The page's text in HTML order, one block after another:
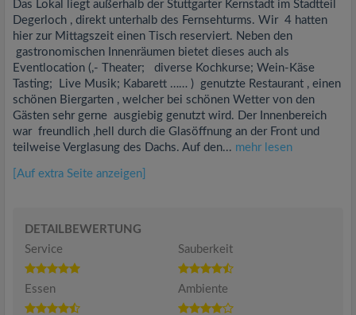
Das Lokal liegt außerhalb der Stuttgarter Kernstadt im Stadtteil
Degerloch , direkt unterhalb des Fernsehturms. Wir 4 hatten
hier zur Mittagszeit einen Tisch reserviert. Neben den
gastronomischen Innenräumen bietet dieses auch als
Eventlocation (,- Theater; diverse Kochkurse; Wein-Käse
Tasting; Live Musik; Kabarett …… ) genutzte Restaurant , einen
schönen Biergarten , welcher bei schönen Wetter von den
Gästen sehr gerne ausgiebig genutzt wird. Der Innenbereich
war freundlich ,hell durch die Glasöffnung an der Front und
teilweise Verglasung des Dachs. Auf den... mehr lesen
[Auf extra Seite anzeigen]
DETAILBEWERTUNG
Service
Sauberkeit
Essen Ambiente